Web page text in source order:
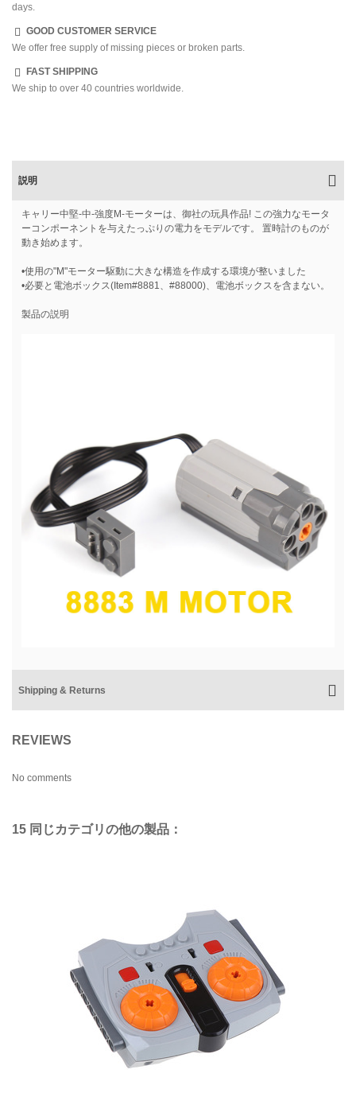
days.
GOOD CUSTOMER SERVICE
We offer free supply of missing pieces or broken parts.
FAST SHIPPING
We ship to over 40 countries worldwide.
説明
キャリー中堅-中-強度M-モーターは、御社の玩具作品! この強力なモータ
ーコンポーネントを与えたっぷりの電力をモデルです。 置時計のものが
動き始めます。
•使用の"M"モーター駆動に大きな構造を作成する環境が整いました
•必要と電池ボックス(Item#8881、#88000)、電池ボックスを含まない。
製品の説明
Shipping & Returns
REVIEWS
No comments
15 同じカテゴリの他の製品：